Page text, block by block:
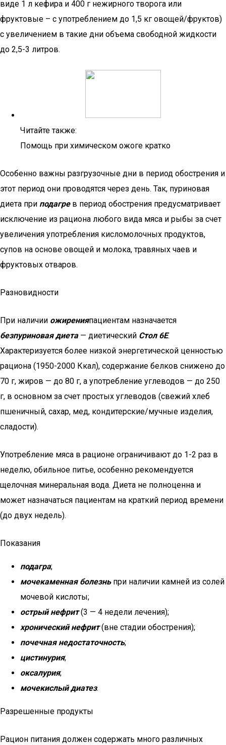
виде 1 л кефира и 400 г нежирного творога или
фруктовые – с употреблением до 1,5 кг овощей/фруктов)
с увеличением в такие дни объема свободной жидкости
до 2,5-3 литров.
Читайте также:
Помощь при химическом ожоге кратко
Особенно важны разгрузочные дни в период обострения и
этот период они проводятся через день. Так, пуриновая
диета при подагрев период обострения предусматривает
исключение из рациона любого вида мяса и рыбы за счет
увеличения употребления кисломолочных продуктов,
супов на основе овощей и молока, травяных чаев и
фруктовых отваров.
Разновидности
При наличии ожиренияпациентам назначается
безпуриновая диета— диетический Стол 6Е.
Характеризуется более низкой энергетической ценностью
рациона (1950-2000 Ккал), содержание белков снижено до
70 г, жиров — до 80 г, а употребление углеводов — до 250
г, в основном за счет простых углеводов (свежий хлеб
пшеничный, сахар, мед, кондитерские/мучные изделия,
сладости).
Употребление мяса в рационе ограничивают до 1-2 раз в
неделю, обильное питье, особенно рекомендуется
щелочная минеральная вода. Диета не полноценна и
может назначаться пациентам на краткий период времени
(до двух недель).
Показания
подагра;
мочекаменная болезньпри наличии камней из солей
мочевой кислоты;
острый нефрит(3 — 4 недели лечения);
хронический нефрит(вне стадии обострения);
почечная недостаточность;
цистинурия;
оксалурия;
мочекислый диатез.
Разрешенные продукты
Рацион питания должен содержать много различных